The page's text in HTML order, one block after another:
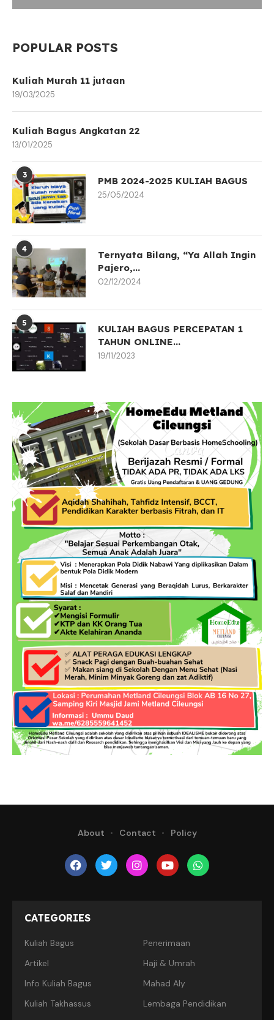
POPULAR POSTS
Kuliah Murah 11 jutaan
19/03/2025
Kuliah Bagus Angkatan 22
13/01/2025
3
PMB 2024-2025 KULIAH BAGUS
25/05/2024
4
Ternyata Bilang, “Ya Allah Ingin
Pajero,...
02/12/2024
5
KULIAH BAGUS PERCEPATAN 1
TAHUN ONLINE...
19/11/2023
About Contact Policy
CATEGORIES
Kuliah Bagus
Penerimaan
Artikel
Haji & Umrah
Info Kuliah Bagus
Mahad Aly
Kuliah Takhassus
Lembaga Pendidikan